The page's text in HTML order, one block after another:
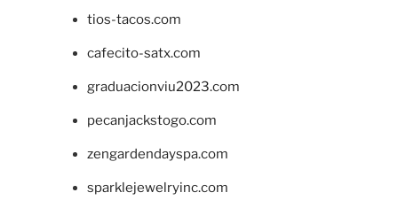
tios-tacos.com
cafecito-satx.com
graduacionviu2023.com
pecanjackstogo.com
zengardendayspa.com
sparklejewelryinc.com